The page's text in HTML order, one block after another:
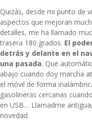
Quizás, desde mi punto de
aspectos que mejoran
detalles, me ha llamado
trasera 180 grados. El
detrás y delante en el
una pasada. Que
abajo cuando doy marcha
el móvil de forma
gasolineras cercanas
en USB… Llamadme
novedad.